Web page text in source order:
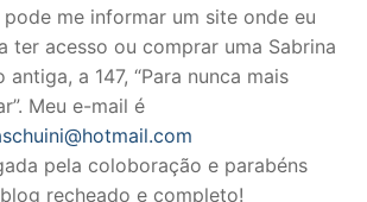
me informar um site onde eu
ter acesso ou comprar uma Sabrina
antiga, a 147, “Para nunca mais
Meu e-mail é
pela coloboração e parabéns
recheado e completo!